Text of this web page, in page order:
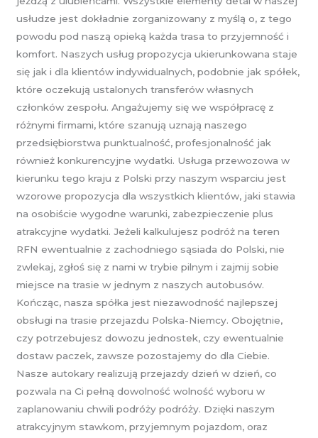
usłudze jest dokładnie zorganizowany z myślą o, z tego
powodu pod naszą opieką każda trasa to przyjemność i
komfort. Naszych usług propozycja ukierunkowana staje
się jak i dla klientów indywidualnych, podobnie jak spółek,
które oczekują ustalonych transferów własnych
członków zespołu. Angażujemy się we współpracę z
różnymi firmami, które szanują uznają naszego
przedsiębiorstwa punktualność, profesjonalność jak
również konkurencyjne wydatki. Usługa przewozowa w
kierunku tego kraju z Polski przy naszym wsparciu jest
wzorowe propozycja dla wszystkich klientów, jaki stawia
na osobiście wygodne warunki, zabezpieczenie plus
atrakcyjne wydatki. Jeżeli kalkulujesz podróż na teren
RFN ewentualnie z zachodniego sąsiada do Polski, nie
zwlekaj, zgłoś się z nami w trybie pilnym i zajmij sobie
miejsce na trasie w jednym z naszych autobusów.
Kończąc, nasza spółka jest niezawodność najlepszej
obsługi na trasie przejazdu Polska-Niemcy. Obojętnie,
czy potrzebujesz dowozu jednostek, czy ewentualnie
dostaw paczek, zawsze pozostajemy do dla Ciebie.
Nasze autokary realizują przejazdy dzień w dzień, co
pozwala na Ci pełną dowolność wolność wyboru w
zaplanowaniu chwili podróży podróży. Dzięki naszym
atrakcyjnym stawkom, przyjemnym pojazdom, oraz